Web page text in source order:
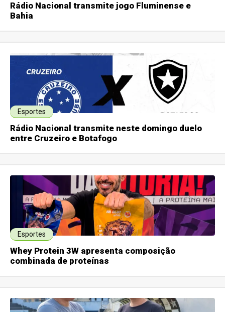
Rádio Nacional transmite jogo Fluminense e
Bahia
Esportes
Rádio Nacional transmite neste domingo duelo
entre Cruzeiro e Botafogo
Esportes
Whey Protein 3W apresenta composição
combinada de proteínas